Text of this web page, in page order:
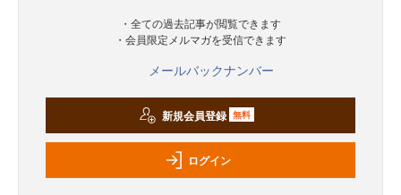
・全ての過去記事が閲覧できます
・会員限定メルマガを受信できます
メールバックナンバー
新規会員登録 無料
ログイン